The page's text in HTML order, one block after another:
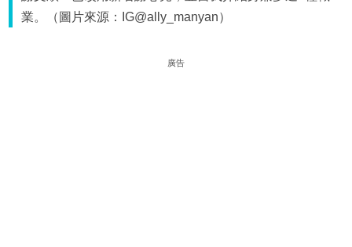
業。（圖片來源：IG@ally_manyan）
廣告